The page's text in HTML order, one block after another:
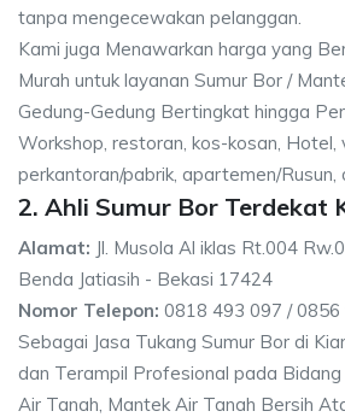
tanpa mengecewakan pelanggan.
Kami juga Menawarkan harga yang
Murah untuk layanan Sumur Bor /
Gedung-Gedung Bertingkat hingga
Workshop, restoran, kos-kosan, Hotel,
perkantoran/pabrik, apartemen/Rusun,
2. Ahli Sumur Bor Terdekat
Alamat: Jl. Musola Al iklas Rt.004
Benda Jatiasih - Bekasi 17424
Nomor Telepon: 0818 493 097 /
Sebagai Jasa Tukang Sumur Bor di
dan Terampil Profesional pada
Air Tanah, Mantek Air Tanah Bersih